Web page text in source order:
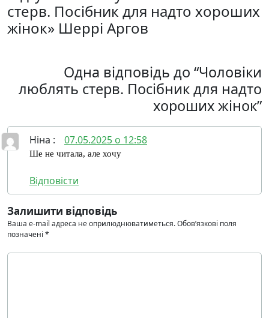
стерв. Посібник для надто хороших
жінок» Шеррі Аргов
Одна відповідь до “Чоловіки
люблять стерв. Посібник для надто
хороших жінок”
Ніна : 07.05.2025 о 12:58
Ше не читала, але хочу
Відповісти
Залишити відповідь
Ваша e-mail адреса не оприлюднюватиметься.Обов’язкові поля
позначені *